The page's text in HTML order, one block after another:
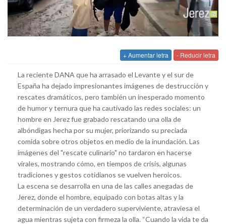
+ Aumentar letra - Reducir letra
La reciente DANA que ha arrasado el Levante y el sur de
España ha dejado impresionantes imágenes de destrucción y
rescates dramáticos, pero también un inesperado momento
de humor y ternura que ha cautivado las redes sociales: un
hombre en Jerez fue grabado rescatando una olla de
albóndigas hecha por su mujer, priorizando su preciada
comida sobre otros objetos en medio de la inundación. Las
imágenes del "rescate culinario" no tardaron en hacerse
virales, mostrando cómo, en tiempos de crisis, algunas
tradiciones y gestos cotidianos se vuelven heroicos.
La escena se desarrolla en una de las calles anegadas de
Jerez, donde el hombre, equipado con botas altas y la
determinación de un verdadero superviviente, atraviesa el
agua mientras sujeta con firmeza la olla. “Cuando la vida te da